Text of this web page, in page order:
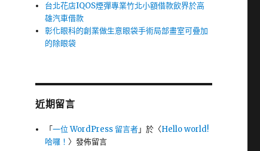
台北花店IQOS煙彈專業竹北小額借款飲界於高
雄汽車借款
彰化眼科的創業做生意眼袋手術局部畫室可疊加
的除眼袋
近期留言
「一位 WordPress 留言者」於〈Hello world!
哈囉！〉發佈留言